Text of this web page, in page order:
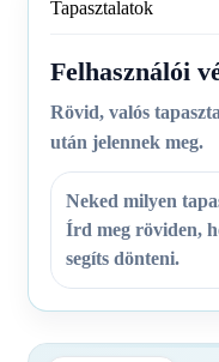
Tapasztalatok
Felhasználói
Rövid, valós
után jelennek meg.
Neked milyen
Írd meg röviden,
segíts dönteni.